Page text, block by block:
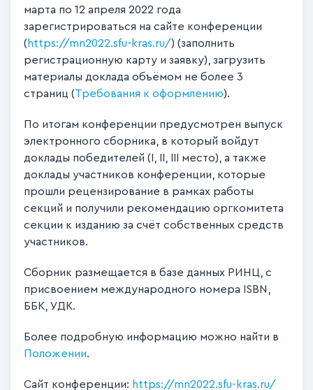
марта по 12 апреля 2022 года
зарегистрироваться на сайте конференции
(https://mn2022.sfu-kras.ru/) (заполнить
регистрационную карту и заявку), загрузить
материалы доклада объёмом не более 3
страниц (Требования к оформлению).
По итогам конференции предусмотрен выпуск
электронного сборника, в который войдут
доклады победителей (I, II, III место), а также
доклады участников конференции, которые
прошли рецензирование в рамках работы
секций и получили рекомендацию оргкомитета
секции к изданию за счёт собственных средств
участников.
Сборник размещается в базе данных РИНЦ, с
присвоением международного номера ISBN,
ББК, УДК.
Более подробную информацию можно найти в
Положении.
Сайт конференции: https://mn2022.sfu-kras.ru/